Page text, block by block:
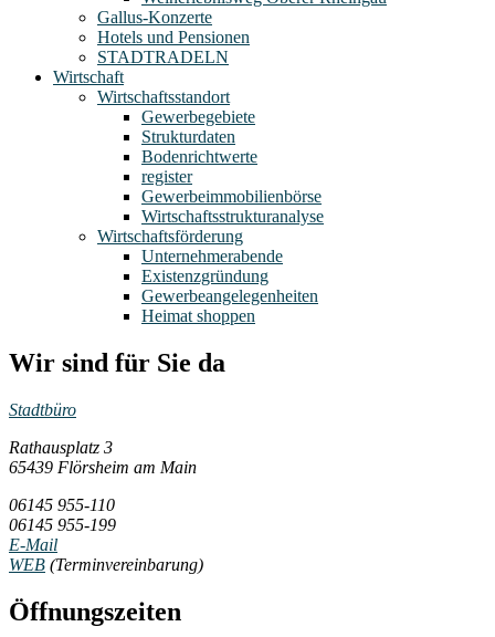
Gallus-Konzerte
Hotels und Pensionen
STADTRADELN
Wirtschaft
Wirtschaftsstandort
Gewerbegebiete
Strukturdaten
Bodenrichtwerte
register
Gewerbeimmobilienbörse
Wirtschaftsstrukturanalyse
Wirtschaftsförderung
Unternehmerabende
Existenzgründung
Gewerbeangelegenheiten
Heimat shoppen
Wir sind für Sie da
Stadtbüro
Rathausplatz 3
65439 Flörsheim am Main
06145 955-110
06145 955-199
E-Mail
WEB (Terminvereinbarung)
Öffnungszeiten